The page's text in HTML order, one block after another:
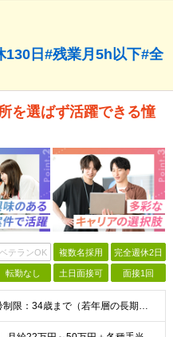
130日#残業月5h以下#全
を選ばず活躍できる憧
ベテランOK 複数名採用 完全週休2日
転勤なし 土日面接可 面接1回
【完全未経験からIT業界に挑戦したい方、大歓迎！】 ●応募年齢制限：34歳まで（若年層の長期キャリア形成を図るため） ★学歴不問・転職回数不問 ★第二新卒・社会人デビューOK 【こんな方を求めていま